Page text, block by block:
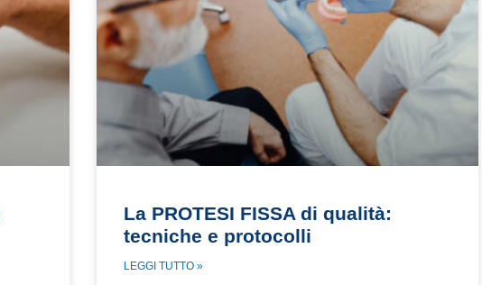
La PROTESI FISSA di qualità:
tecniche e protocolli
LEGGI TUTTO »